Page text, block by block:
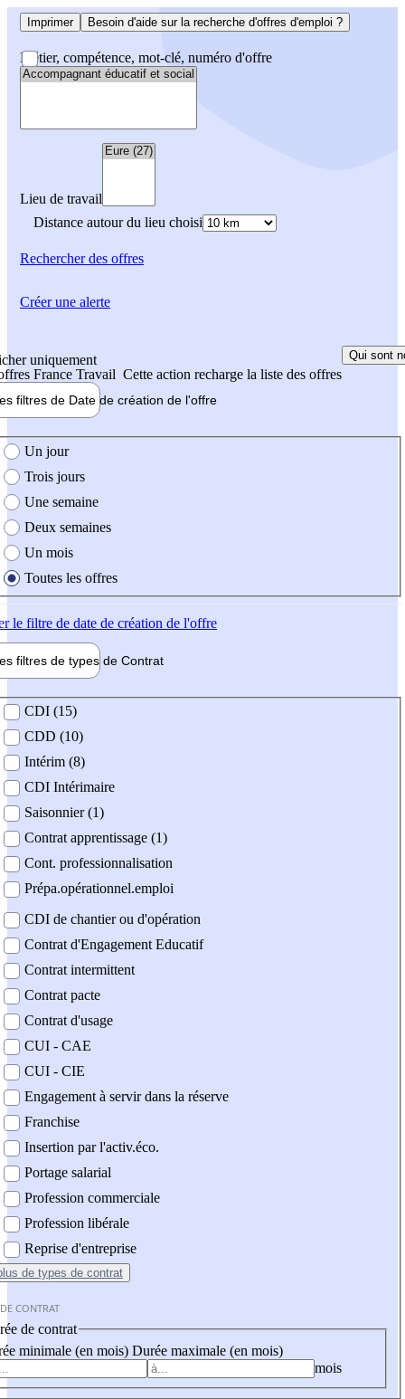
Imprimer Besoin d'aide sur la recherche d'offres d'emploi ?
Métier, compétence, mot-clé, numéro d'offre
Lieu de travail
Distance autour du lieu choisi
Rechercherdes offres
uniquement
France Travail Cette action recharge la liste des offres
Qui sont
filtres de Date de création de l'offre
création de l'offre
Un jour
Trois jours
Une semaine
Deux semaines
Un mois
Toutes les offres
le filtre de date de création de l'offre
filtres de types de Contrat
contrat
CDI (15)
CDD (10)
Intérim (8)
CDI Intérimaire
Saisonnier (1)
Contrat apprentissage (1)
Cont. professionnalisation
Prépa.opérationnel.emploi
CDI de chantier ou d'opération
Contrat d'Engagement Educatif
Contrat intermittent
Contrat pacte
Contrat d'usage
CUI - CAE
CUI - CIE
Engagement à servir dans la réserve
Franchise
Insertion par l'activ.éco.
Portage salarial
Profession commerciale
Profession libérale
Reprise d'entreprise
de types de contrat
CONTRAT
de contrat
minimale (en mois) Durée maximale (en mois)
mois
Créer une alerte